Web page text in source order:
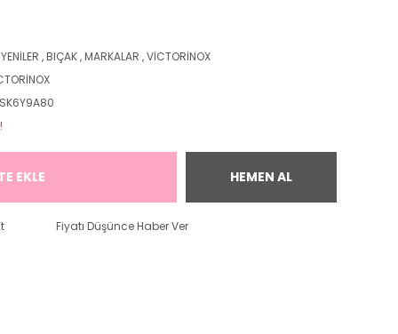
,BIÇAK,MARKALAR ,VİCTORİNOX
EKLE HEMEN AL
Fiyatı Düşünce Haber Ver